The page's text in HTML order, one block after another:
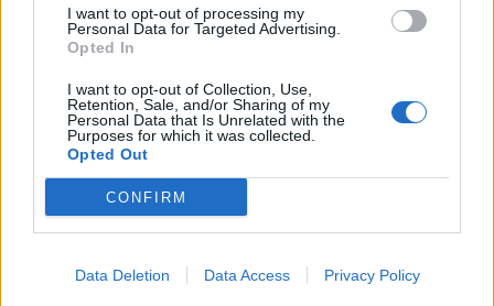
I want to opt-out of processing my
Personal Data for Targeted Advertising.
Opted In
I want to opt-out of Collection, Use,
Retention, Sale, and/or Sharing of my
Personal Data that Is Unrelated with the
Purposes for which it was collected.
Opted Out
CONFIRM
Data Deletion Data Access Privacy Policy
Actus Info
Arnaque automobile : Les pires
véhicules à éviter à tout prix